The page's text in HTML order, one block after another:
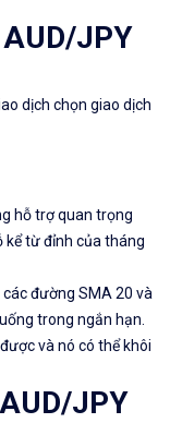
JPY
dịch chọn giao dịch
hỗ trợ quan trọng
kể từ đỉnh của tháng
đường SMA 20 và
trong ngắn hạn.
và nó có thể khôi
JPY